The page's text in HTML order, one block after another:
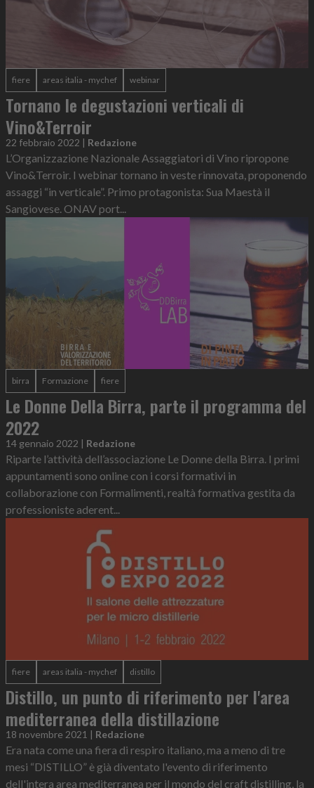
fiere areas italia - mychef webinar
Tornano le degustazioni verticali di
Vino&Terroir
22 febbraio 2022 | Redazione
L’Organizzazione Nazionale Assaggiatori di Vino ripropone
Vino&Terroir. I webinar tornano in veste rinnovata, proponendo
assaggi “in verticale”. Primo protagonista: Sua Maestà il
Sangiovese. ONAV port...
birra Formazione fiere
Le Donne Della Birra, parte il programma del
2022
14 gennaio 2022 | Redazione
Riparte l’attività dell’associazione Le Donne della Birra. I primi
appuntamenti sono online con i corsi formativi in
collaborazione con Formalimenti, realtà formativa gestita da
professioniste aderent...
fiere areas italia - mychef distillo
Distillo, un punto di riferimento per l'area
mediterranea della distillazione
18 novembre 2021 | Redazione
Era nata come una fiera di respiro italiano, ma a meno di tre
mesi “DISTILLO” è già diventato l'evento di riferimento
dell'intera area mediterranea per il mondo del craft distilling, la